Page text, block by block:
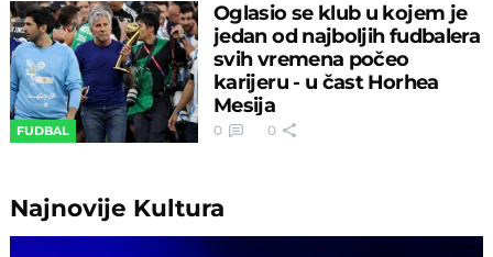
FUDBAL
Oglasio se klub u kojem je
jedan od najboljih fudbalera
svih vremena počeo
karijeru - u čast Horhea
Mesija
0 0
Najnovije Kultura